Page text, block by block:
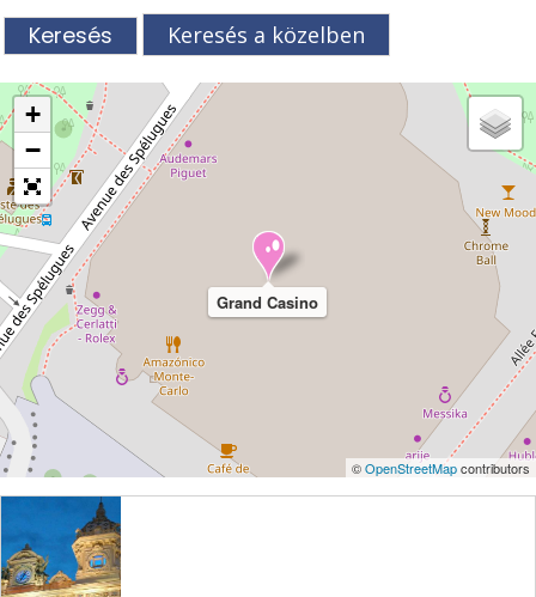
Keresés a közelben
Grand Casino
+
−
©OpenStreetMapcontributors